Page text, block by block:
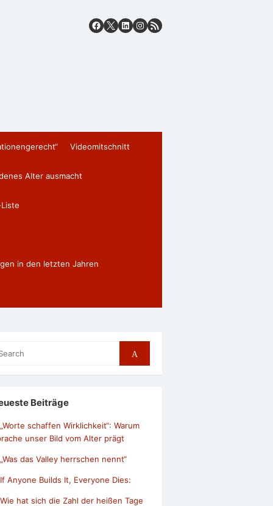
Videomitschnitt
Alter ausmacht
in den letzten Jahren
Search
Beiträge
„Worte schaffen Wirklichkeit“: Warum
unser Bild vom Alter prägt
„Was das Valley herrschen nennt“
If Anyone Builds It, Everyone Dies:
Wie hat sich die Zahl der heißen Tage